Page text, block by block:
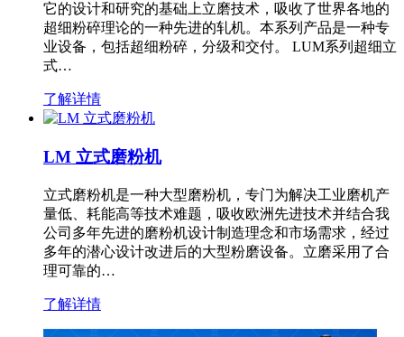
它的设计和研究的基础上立磨技术，吸收了世界各地的
超细粉碎理论的一种先进的轧机。本系列产品是一种专
业设备，包括超细粉碎，分级和交付。 LUM系列超细立
式…
了解详情
LM 立式磨粉机
立式磨粉机是一种大型磨粉机，专门为解决工业磨机产
量低、耗能高等技术难题，吸收欧洲先进技术并结合我
公司多年先进的磨粉机设计制造理念和市场需求，经过
多年的潜心设计改进后的大型粉磨设备。立磨采用了合
理可靠的…
了解详情